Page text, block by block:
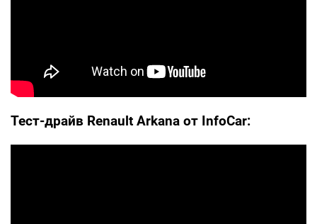
Тест-драйв Renault Arkana от InfoCar: